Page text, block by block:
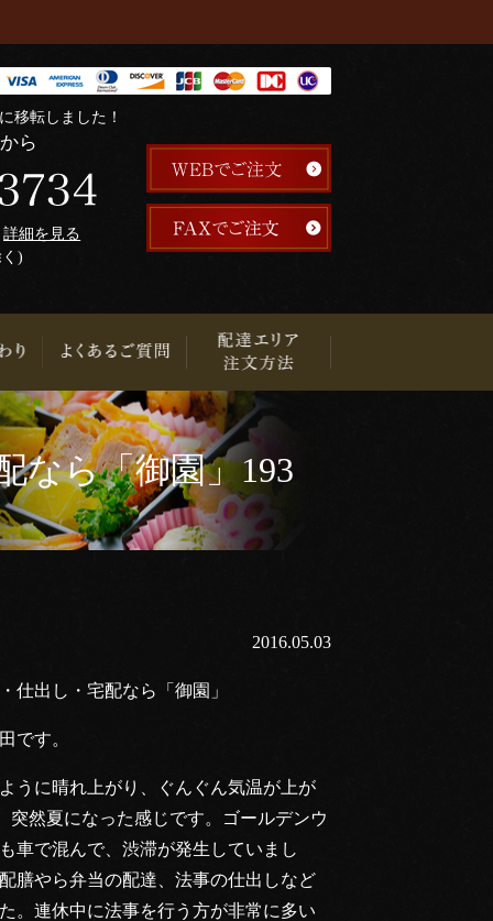
移転しました！
ら
詳細を見る
)
なら「御園」193
2016.05.03
仕出し・宅配なら「御園」
です。
うに晴れ上がり、ぐんぐん気温が上が
突然夏になった感じです。ゴールデンウ
車で混んで、渋滞が発生していまし
膳やら弁当の配達、法事の仕出しなど
。連休中に法事を行う方が非常に多い